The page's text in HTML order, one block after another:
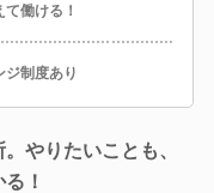
働ける！
制度あり
やりたいことも、
！